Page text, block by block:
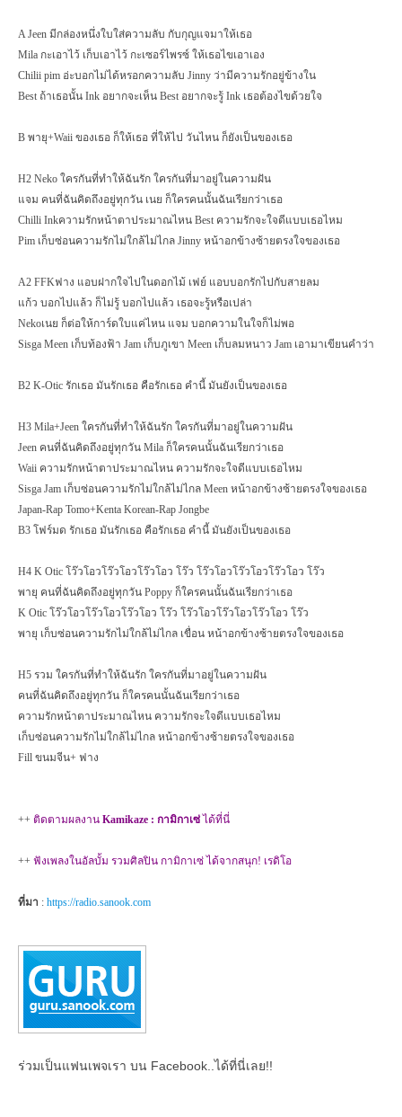
A Jeen มีกล่องหนึ่งใบใส่ความลับ กับกุญแจมาให้เธอ
Mila กะเอาไว้ เก็บเอาไว้ กะเซอร์ไพรซ์ ให้เธอไขเอาเอง
Chilii pim อ่ะบอกไม่ได้หรอกความลับ Jinny ว่ามีความรักอยู่ข้างใน
Best ถ้าเธอนั้น Ink อยากจะเห็น Best อยากจะรู้ Ink เธอต้องไขด้วยใจ
B พายุ+Waii ของเธอ ก็ให้เธอ ที่ให้ไป วันไหน ก็ยังเป็นของเธอ
H2 Neko ใครกันที่ทำให้ฉันรัก ใครกันที่มาอยู่ในความฝัน
แจม คนที่ฉันคิดถึงอยู่ทุกวัน เนย ก็ใครคนนั้นฉันเรียกว่าเธอ
Chilli Inkความรักหน้าตาประมาณไหน Best ความรักจะใจดีแบบเธอไหม
Pim เก็บซ่อนความรักไม่ใกล้ไม่ไกล Jinny หน้าอกข้างซ้ายตรงใจของเธอ
A2 FFKฟาง แอบฝากใจไปในดอกไม้ เฟย์ แอบบอกรักไปกับสายลม
แก้ว บอกไปแล้ว ก็ไม่รู้ บอกไปแล้ว เธอจะรู้หรือเปล่า
Nekoเนย ก็ต่อให้การ์ดใบแค่ไหน แจม บอกความในใจก็ไม่พอ
Sisga Meen เก็บท้องฟ้า Jam เก็บภูเขา Meen เก็บลมหนาว Jam เอามาเขียนคำว่า
B2 K-Otic รักเธอ มันรักเธอ คือรักเธอ คำนี้ มันยังเป็นของเธอ
H3 Mila+Jeen ใครกันที่ทำให้ฉันรัก ใครกันที่มาอยู่ในความฝัน
Jeen คนที่ฉันคิดถึงอยู่ทุกวัน Mila ก็ใครคนนั้นฉันเรียกว่าเธอ
Waii ความรักหน้าตาประมาณไหน ความรักจะใจดีแบบเธอไหม
Sisga Jam เก็บซ่อนความรักไม่ใกล้ไม่ไกล Meen หน้าอกข้างซ้ายตรงใจของเธอ
Japan-Rap Tomo+Kenta Korean-Rap Jongbe
B3 โฟร์มด รักเธอ มันรักเธอ คือรักเธอ คำนี้ มันยังเป็นของเธอ
H4 K Otic โว๊วโอวโว๊วโอวโว๊วโอว โว๊ว โว๊วโอวโว๊วโอวโว๊วโอว โว๊ว
พายุ คนที่ฉันคิดถึงอยู่ทุกวัน Poppy ก็ใครคนนั้นฉันเรียกว่าเธอ
K Otic โว๊วโอวโว๊วโอวโว๊วโอว โว๊ว โว๊วโอวโว๊วโอวโว๊วโอว โว๊ว
พายุ เก็บซ่อนความรักไม่ใกล้ไม่ไกล เขื่อน หน้าอกข้างซ้ายตรงใจของเธอ
H5 รวม ใครกันที่ทำให้ฉันรัก ใครกันที่มาอยู่ในความฝัน
คนที่ฉันคิดถึงอยู่ทุกวัน ก็ใครคนนั้นฉันเรียกว่าเธอ
ความรักหน้าตาประมาณไหน ความรักจะใจดีแบบเธอไหม
เก็บซ่อนความรักไม่ใกล้ไม่ไกล หน้าอกข้างซ้ายตรงใจของเธอ
Fill ขนมจีน+ ฟาง
++ ติดตามผลงาน Kamikaze : กามิกาเซ่ได้ที่นี่
++ ฟังเพลงในอัลบั้ม รวมศิลปิน กามิกาเซ่ ได้จากสนุก! เรดิโอ
ที่มา : https://radio.sanook.com
ร่วมเป็นแฟนเพจเรา บน Facebook..ได้ที่นี่เลย!!